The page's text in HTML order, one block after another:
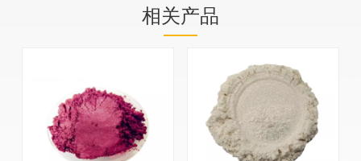
相关产品